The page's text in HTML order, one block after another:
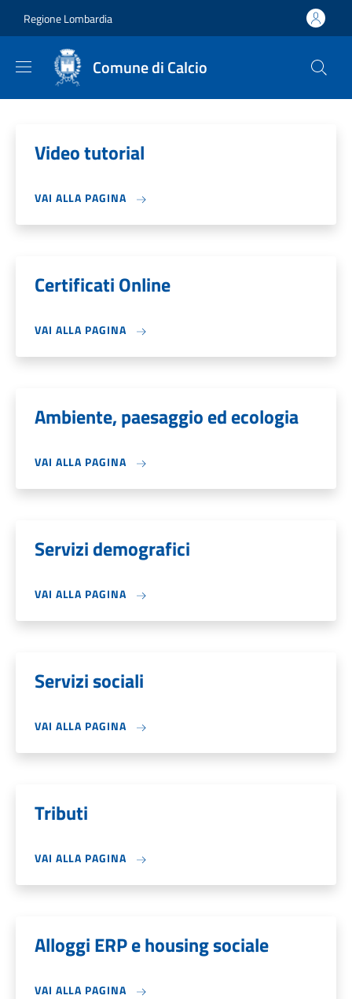
Regione Lombardia
Comune di Calcio
Video tutorial
VAI ALLA PAGINA
Certificati Online
VAI ALLA PAGINA
Ambiente, paesaggio ed ecologia
VAI ALLA PAGINA
Servizi demografici
VAI ALLA PAGINA
Servizi sociali
VAI ALLA PAGINA
Tributi
VAI ALLA PAGINA
Alloggi ERP e housing sociale
VAI ALLA PAGINA